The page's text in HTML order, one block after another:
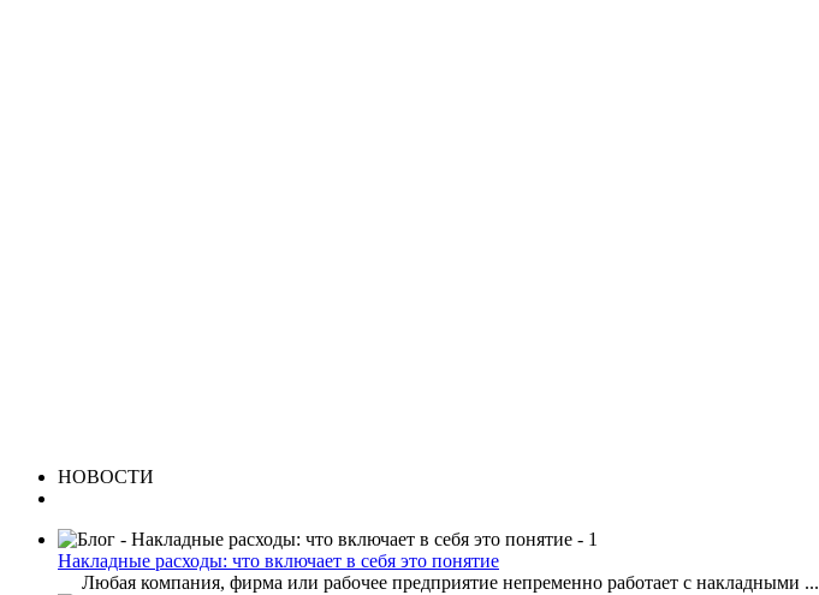
НОВОСТИ
Накладные расходы: что включает в себя это понятие
Любая компания, фирма или рабочее предприятие непременно работает с накладными ...